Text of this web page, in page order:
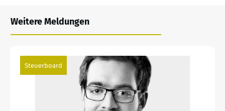
Weitere Meldungen
Steuerboard